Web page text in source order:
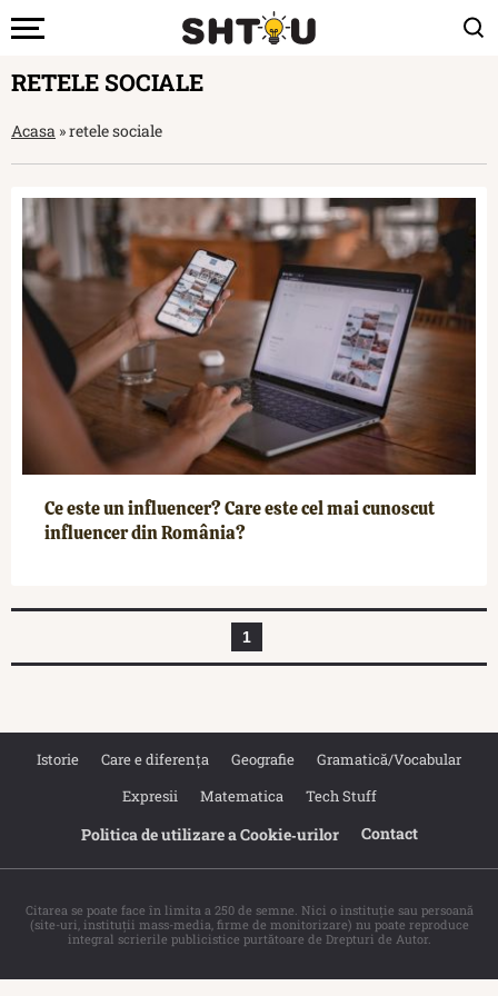
RETELE SOCIALE
Acasa »retele sociale
Ce este un influencer? Care este cel mai cunoscut
influencer din România?
1
Istorie Care e diferența Geografie
Gramatică/Vocabular
Expresii
Matematica Tech Stuff
Politica de utilizare a Cookie‐urilor Contact
Citarea se poate face în limita a 250 de semne. Nici o instituţie sau persoană
(site-uri, instituţii mass-media, firme de monitorizare) nu poate reproduce
integral scrierile publicistice purtătoare de Drepturi de Autor.